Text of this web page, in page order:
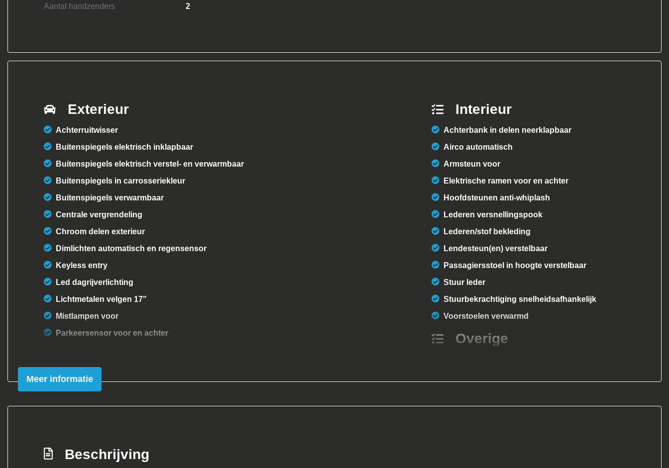
Aantal handzenders
2
Exterieur
Achterruitwisser
Buitenspiegels elektrisch inklapbaar
Buitenspiegels elektrisch verstel- en verwarmbaar
Buitenspiegels in carrosseriekleur
Buitenspiegels verwarmbaar
Centrale vergrendeling
Chroom delen exterieur
Dimlichten automatisch en regensensor
Keyless entry
Led dagrijverlichting
Lichtmetalen velgen 17"
Mistlampen voor
Parkeersensor voor en achter
Trekhaak
Interieur
Achterbank in delen neerklapbaar
Airco automatisch
Armsteun voor
Elektrische ramen voor en achter
Hoofdsteunen anti-whiplash
Lederen versnellingspook
Lederen/stof bekleding
Lendesteun(en) verstelbaar
Passagiersstoel in hoogte verstelbaar
Stuur leder
Stuurbekrachtiging snelheidsafhankelijk
Voorstoelen verwarmd
Overige
Meer informatie
Beschrijving